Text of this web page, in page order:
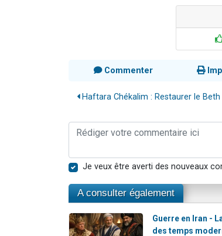
Commenter
Haftara Chékalim : Restaurer le
Je veux être averti des nouveaux
A consulter également
Guerre en Iran -
des temps